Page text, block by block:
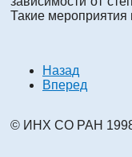
Такие мероприятия
Назад
Вперед
© ИНХ СО РАН 1998